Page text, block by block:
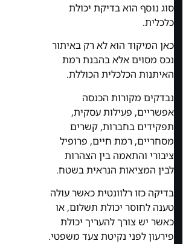
סוג נוסף הוא בדיקת יכולת
כלכלית.
כאן המיקוד הוא לא רק באיתור
נכס מסוים אלא בהבנת רמת
האיתנות הכלכלית הכוללת.
נבדקים מקורות הכנסה
אפשריים, פעילות עסקית,
תפקידים בחברות, קשרים
מסחריים, רמת חיים, פרופיל
ציבורי והתאמה בין הצהרות
לבין המציאות הנראית בשטח.
בדיקה כזו רלוונטית כאשר עולה
טענה לחוסר יכולת תשלום, או
כאשר יש צורך להעריך יכולת
פירעון לפני נקיטת צעד משפטי.